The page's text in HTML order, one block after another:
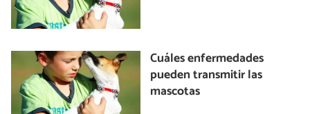
Cuáles enfermedades
pueden transmitir las
mascotas